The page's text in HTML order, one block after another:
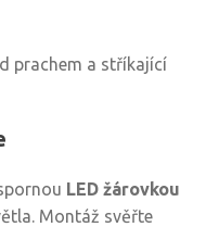
prachem a stříkající
LED žárovkou
Montáž svěřte